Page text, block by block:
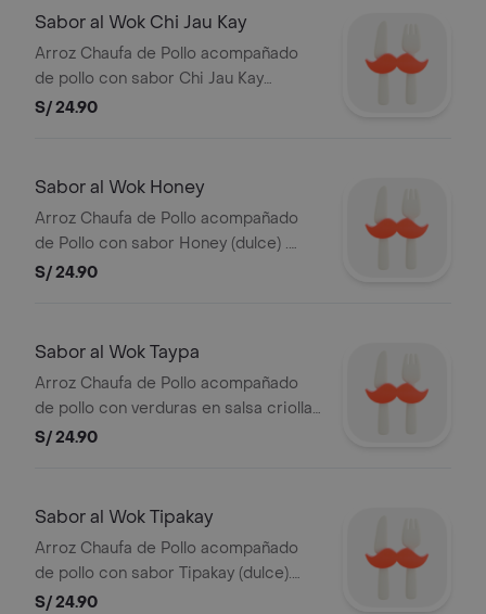
Sabor al Wok Chi Jau Kay
Arroz Chaufa de Pollo acompañado
de pollo con sabor Chi Jau Kay
(salado). Imágenes referenciales.
S/ 24.90
Sabor al Wok Honey
Arroz Chaufa de Pollo acompañado
de Pollo con sabor Honey (dulce) .
Imágenes referenciales. Razon Social:
S/ 24.90
Sabor al Wok Taypa
Arroz Chaufa de Pollo acompañado
de pollo con verduras en salsa criolla.
Imágenes referenciales. Razon Social:
S/ 24.90
Sabor al Wok Tipakay
Arroz Chaufa de Pollo acompañado
de pollo con sabor Tipakay (dulce).
Imágenes referenciales. Razon Social:
S/ 24.90